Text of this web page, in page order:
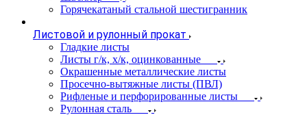
Горячекатаный стальной шестигранник
Листовой и рулонный прокат
Гладкие листы
Листы г/к, х/к, оцинкованные
Окрашенные металлические листы
Просечно-вытяжные листы (ПВЛ)
Рифленые и перфорированные листы
Рулонная сталь